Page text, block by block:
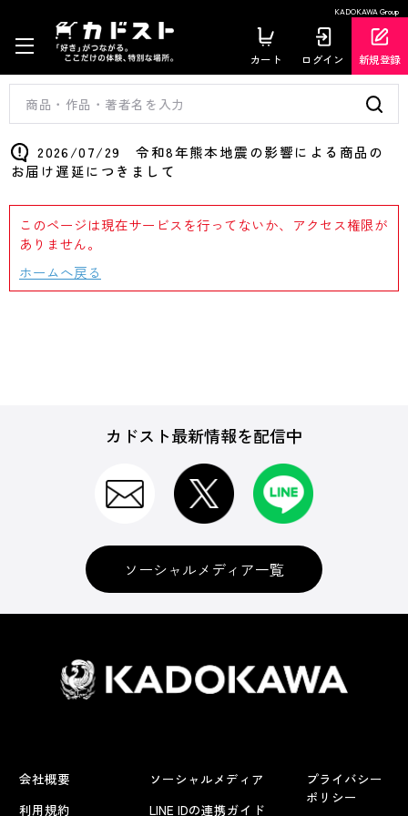
KADOKAWA Group
カート ログイン 新規登録
2026/07/29 令和8年熊本地震の影響による商品の
お届け遅延につきまして
このページは現在サービスを行ってないか、アクセス権限が
ありません。
ホームへ戻る
カドスト最新情報を配信中
ソーシャルメディア一覧
会社概要
利用規約
ソーシャルメディア
LINE IDの連携ガイド
プライバシー
ポリシー